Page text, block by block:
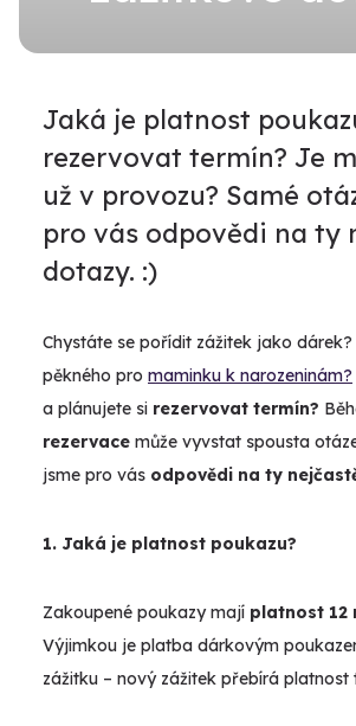
Jaká je platnost
rezervovat termín? Je
už v provozu? Samé
pro vás odpovědi na ty
dotazy. :)
Chystáte se pořídit zážitek jako
pěkného pro maminku k narozeninám?
a plánujete si rezervovat termín?
rezervace může vyvstat spousta
jsme pro vás odpovědi na ty
1. Jaká je platnost poukazu?
Zakoupené poukazy mají platnost 12
Výjimkou je platba dárkovým
zážitku – nový zážitek přebírá platnost